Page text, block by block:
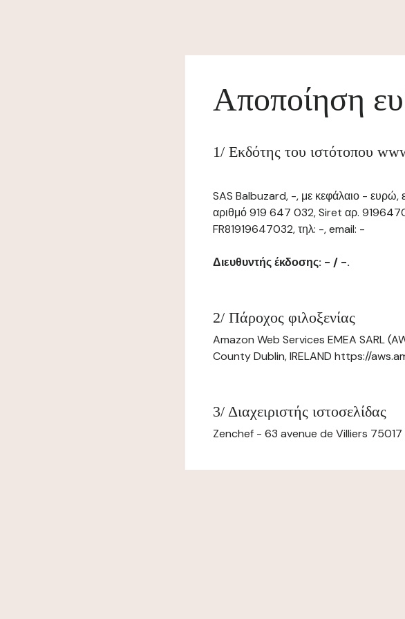
Αποποίηση
1/ Εκδότης του ιστότοπου
SAS Balbuzard, -, με κεφάλαιο - ευρώ,
αριθμό 919 647 032, Siret αρ.
FR81919647032, τηλ: -, email: -
Διευθυντής έκδοσης: - / -.
2/ Πάροχος φιλοξενίας
Amazon Web Services EMEA SARL
County Dublin, IRELAND https://
3/ Διαχειριστής ιστοσελίδας
Zenchef - 63 avenue de Villiers